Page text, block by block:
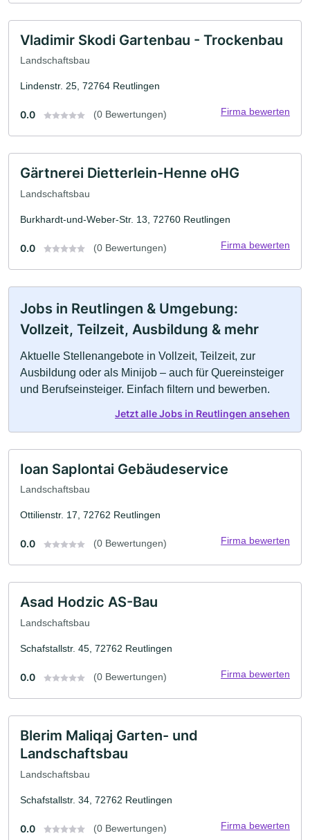
Vladimir Skodi Gartenbau - Trockenbau
Landschaftsbau
Lindenstr. 25, 72764 Reutlingen
0.0 (0 Bewertungen) Firma bewerten
Gärtnerei Dietterlein-Henne oHG
Landschaftsbau
Burkhardt-und-Weber-Str. 13, 72760 Reutlingen
0.0 (0 Bewertungen) Firma bewerten
Jobs in Reutlingen & Umgebung:
Vollzeit, Teilzeit, Ausbildung & mehr
Aktuelle Stellenangebote in Vollzeit, Teilzeit, zur
Ausbildung oder als Minijob – auch für Quereinsteiger
und Berufseinsteiger. Einfach filtern und bewerben.
Jetzt alle Jobs in Reutlingen ansehen
Ioan Saplontai Gebäudeservice
Landschaftsbau
Ottilienstr. 17, 72762 Reutlingen
0.0 (0 Bewertungen) Firma bewerten
Asad Hodzic AS-Bau
Landschaftsbau
Schafstallstr. 45, 72762 Reutlingen
0.0 (0 Bewertungen) Firma bewerten
Blerim Maliqaj Garten- und
Landschaftsbau
Landschaftsbau
Schafstallstr. 34, 72762 Reutlingen
0.0 (0 Bewertungen) Firma bewerten